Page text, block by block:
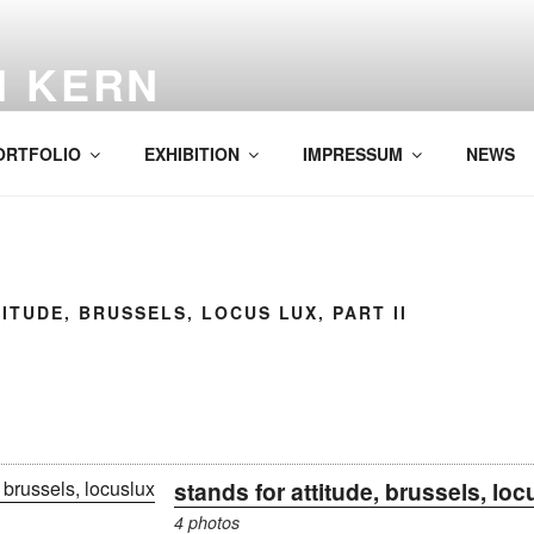
KERN
EXHIBITION IMPRESSUM NEWS
BRUSSELS, LOCUS LUX, PART II
stands for attitude, brussels,
4 photos